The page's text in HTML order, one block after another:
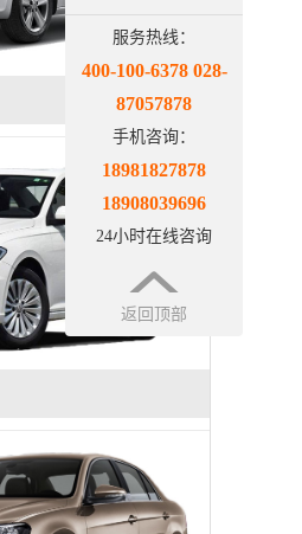
服务热线：
400-100-6378 028-
87057878
手机咨询：
18981827878
18908039696
24小时在线咨询
返回顶部